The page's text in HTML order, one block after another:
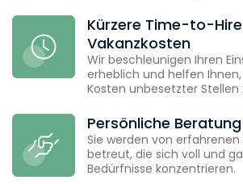
Kürzere Time-to-
Vakanzkosten
Wir beschleunigen Ihren
erheblich und helfen
Kosten unbesetzter Stellen
Persönliche Beratung
Sie werden von erfahrenen
betreut, die sich voll und
Bedürfnisse konzentrieren.